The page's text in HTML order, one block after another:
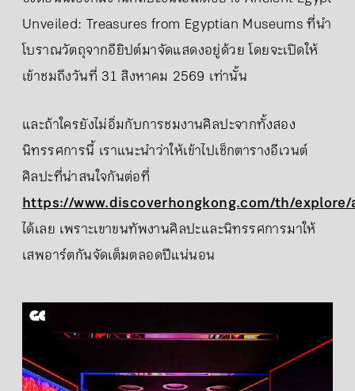
Unveiled: Treasures from Egyptian Museums ที่นำ
โบราณวัตถุจากอียิปต์มาจัดแสดงอยู่ด้วย โดยจะเปิดให้
เข้าชมถึงวันที่ 31 สิงหาคม 2569 เท่านั้น
และถ้าใครยังไม่อิ่มกับการชมงานศิลปะจากทั้งสอง
นิทรรศการนี้ เราแนะนำว่าให้เข้าไปเช็กตารางอีเวนต์
ศิลปะที่น่าสนใจกันต่อที่
https://www.discoverhongkong.com/th/
ได้เลย เพราะเขาขนทัพงานศิลปะและนิทรรศการมาให้
เสพอาร์ตกันจัดเต็มตลอดปีแน่นอน